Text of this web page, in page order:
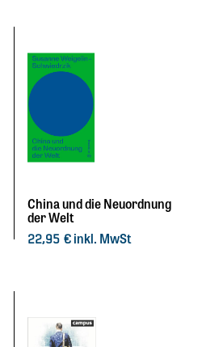
China und die Neuordnung
der Welt
22,95 € inkl. MwSt